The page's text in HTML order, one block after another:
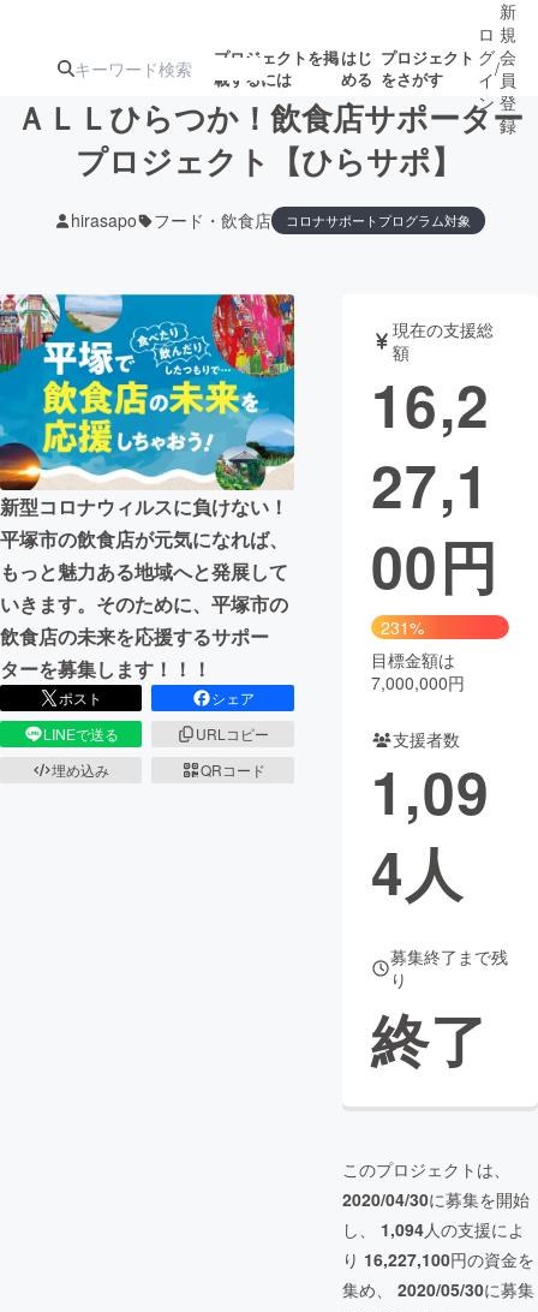
プロジェクトを掲
載するには
はじ
める
プロジェクト
をさがす
ジェクト
ターン
注目の新着プロ
ジェクト
募集終了が近いプ
ロジェクト
もうすぐ公開
されます
アート・写真 音楽
テクノロジー・ガジェット ゲーム・
映像・映画
ビジネス・起業 チャレンジ
まちづくり・地域活性化
CAMPFIRE for Social Good
CAMPFIRE Creation
CAMPFIREふるさと納税
machi-ya コミュニティ
ロ
グ
イ
ン
/
新
規
会
員
登
録
ＡＬＬひらつか！飲食店サポーター
プロジェクト【ひらサポ】
hirasapo フード・飲食店 コロナサポートプログラム対象
新型コロナウィルスに負けない！
平塚市の飲食店が元気になれば、
もっと魅力ある地域へと発展して
いきます。そのために、平塚市の
飲食店の未来を応援するサポー
ターを募集します！！！
ポスト
シェア
LINEで送る
URLコピー
埋め込み
QRコード
現在の支援総
額
16,2
27,1
00円
231%
目標金額は
7,000,000円
支援者数
1,09
4人
募集終了まで残
り
終了
このプロジェクトは、
2020/04/30に募集を開始
し、 1,094人の支援によ
り 16,227,100円の資金を
集め、 2020/05/30に募集